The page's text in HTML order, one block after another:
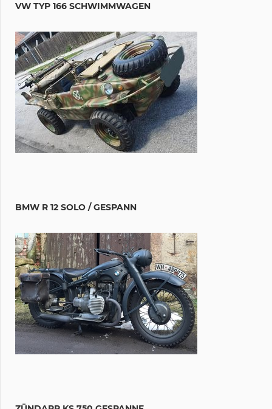
VW TYP 166 SCHWIMMWAGEN
BMW R 12 SOLO / GESPANN